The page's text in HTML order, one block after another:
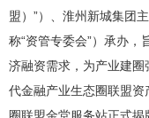
盟）”）、淮州新城集团
称“资管专委会”）承办
济融资需求，为产业建
代金融产业生态圈联盟